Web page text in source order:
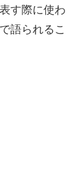
す際に使わ
語られるこ